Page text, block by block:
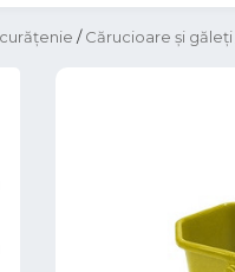
/Cărucioare și găleți